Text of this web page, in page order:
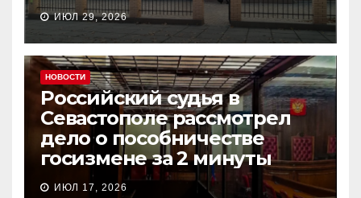
ИЮЛ 29, 2026
НОВОСТИ
Российский судья в
Севастополе рассмотрел
дело о пособничестве
госизмене за 2 минуты
ИЮЛ 17, 2026